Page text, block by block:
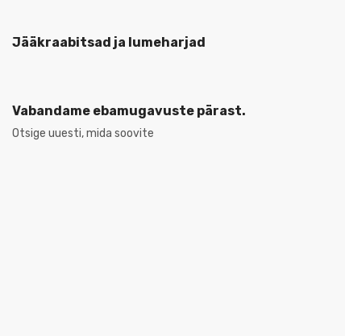
Jääkraabitsad ja lumeharjad
Vabandame ebamugavuste pärast.
Otsige uuesti, mida soovite